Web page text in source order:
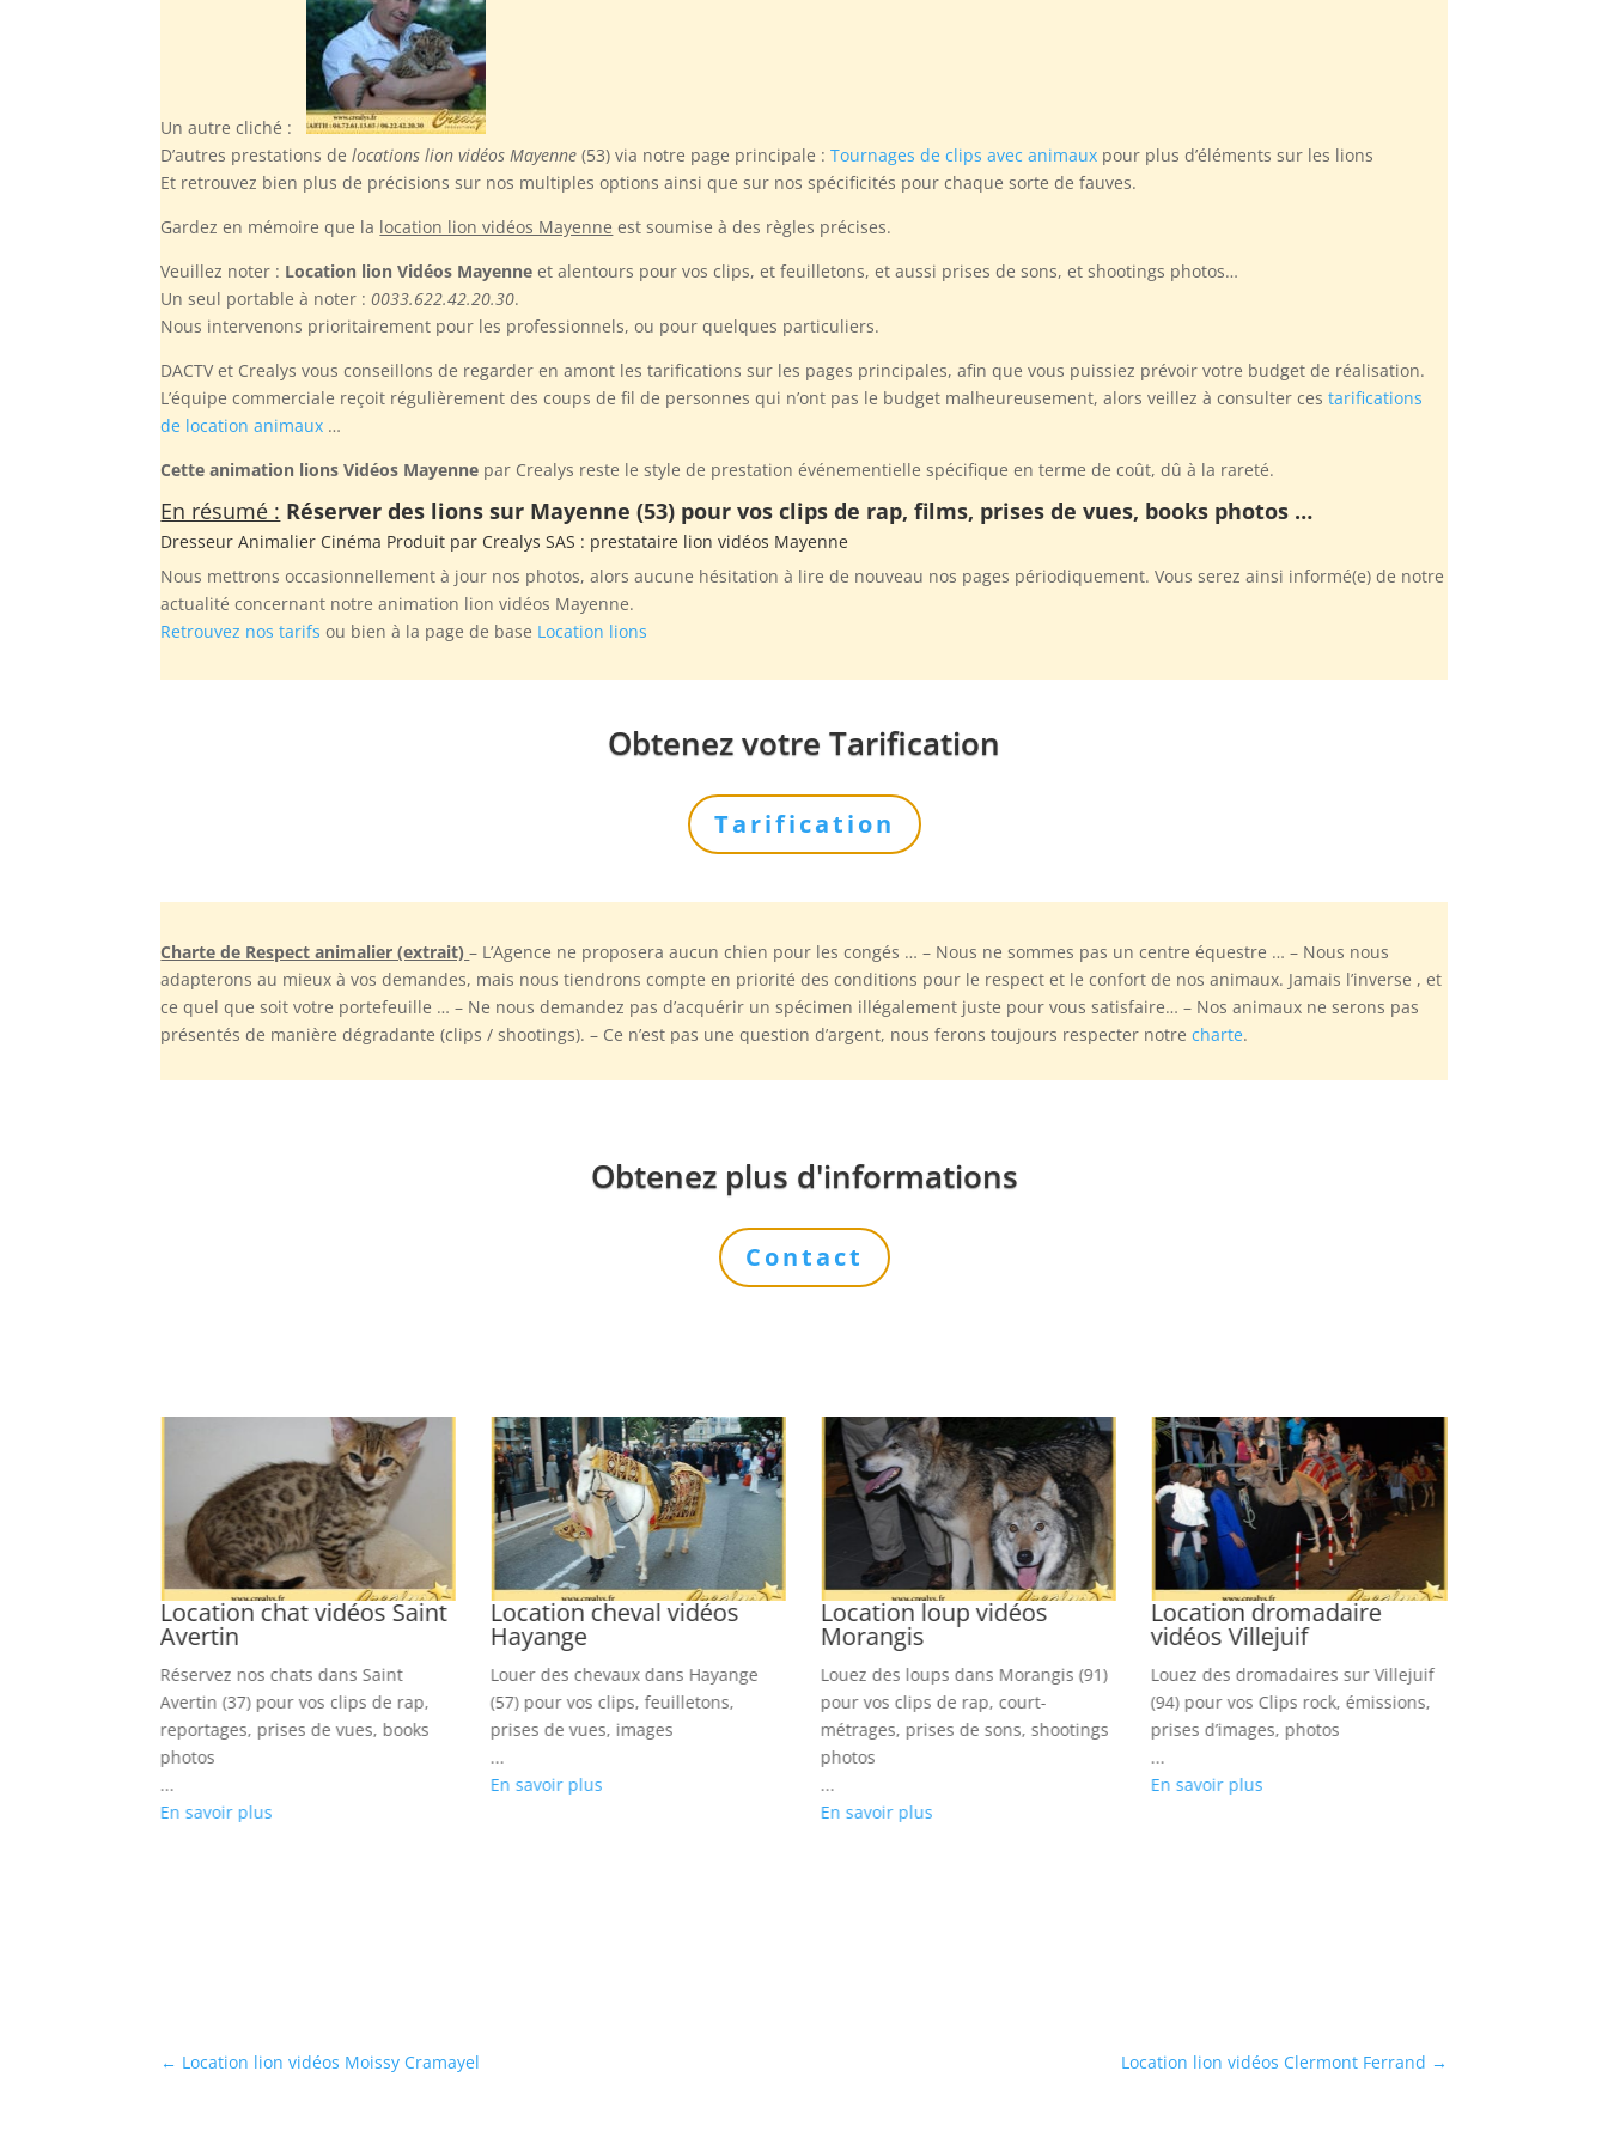
Un autre cliché :
D’autres prestations delocations lion vidéos Mayenne (53) via notre page principale :Tournages de clips avec animaux pour plus d’éléments sur les lions
Et retrouvez bien plus de précisions sur nos multiples options ainsi que sur nos spécificités pour chaque sorte de fauves.
Gardez en mémoire que la location lion vidéos Mayenne est soumise à des règles précises.
Veuillez noter : Location lion Vidéos Mayenne et alentours pour vos clips, et feuilletons, et aussi prises de sons, et shootings photos…
Un seul portable à noter :0033.622.42.20.30.
Nous intervenons prioritairement pour les professionnels, ou pour quelques particuliers.
DACTV et Crealys vous conseillons de regarder en amont les tarifications sur les pages principales, afin que vous puissiez prévoir votre budget de réalisation.
L’équipe commerciale reçoit régulièrement des coups de fil de personnes qui n’ont pas le budget malheureusement, alors veillez à consulter cestarifications
de location animaux …
Cette animation lions Vidéos Mayenne par Crealys reste le style de prestation événementielle spécifique en terme de coût, dû à la rareté.
En résumé : Réserver des lions sur Mayenne (53) pour vos clips de rap, films, prises de vues, books photos …
Dresseur Animalier Cinéma Produit par Crealys SAS : prestataire lion vidéos Mayenne
Nous mettrons occasionnellement à jour nos photos, alors aucune hésitation à lire de nouveau nos pages périodiquement. Vous serez ainsi informé(e) de notre
actualité concernant notre animation lion vidéos Mayenne.
Retrouvez nos tarifs ou bien à la page de base Location lions
Obtenez votre Tarification
Tarification
Charte de Respect animalier (extrait)– L’Agence ne proposera aucun chien pour les congés … – Nous ne sommes pas un centre équestre … – Nous nous
adapterons au mieux à vos demandes, mais nous tiendrons compte en priorité des conditions pour le respect et le confort de nos animaux. Jamais l’inverse , et
ce quel que soit votre portefeuille … – Ne nous demandez pas d’acquérir un spécimen illégalement juste pour vous satisfaire… – Nos animaux ne serons pas
présentés de manière dégradante (clips / shootings). – Ce n’est pas une question d’argent, nous ferons toujours respecter notrecharte.
Obtenez plus d'informations
Contact
Location cheval vidéos
Hayange
Louer des chevaux dans Hayange
(57) pour vos clips, feuilletons,
prises de vues, images
...
Location loup vidéos
Morangis
Louez des loups dans Morangis (91)
pour vos clips de rap, court-
métrages, prises de sons, shootings
...
Location dromadaire
vidéos Villejuif
Louez des dromadaires sur Villejuif
(94) pour vos Clips rock, émissions,
prises d’images, photos
...
Location perroquet vidéos
Lons
Réserver des perroquets sur Lons
(64) pour vos clips de rap, séries,
prises d’images, shootings photos
En savoir plus
← Location lion vidéos Moissy Cramayel Location lion vidéos Clermont Ferrand →